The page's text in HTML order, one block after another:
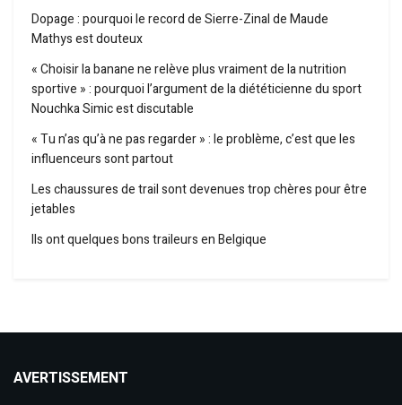
Dopage : pourquoi le record de Sierre-Zinal de Maude
Mathys est douteux
« Choisir la banane ne relève plus vraiment de la nutrition
sportive » : pourquoi l’argument de la diététicienne du sport
Nouchka Simic est discutable
« Tu n’as qu’à ne pas regarder » : le problème, c’est que les
influenceurs sont partout
Les chaussures de trail sont devenues trop chères pour être
jetables
Ils ont quelques bons traileurs en Belgique
AVERTISSEMENT